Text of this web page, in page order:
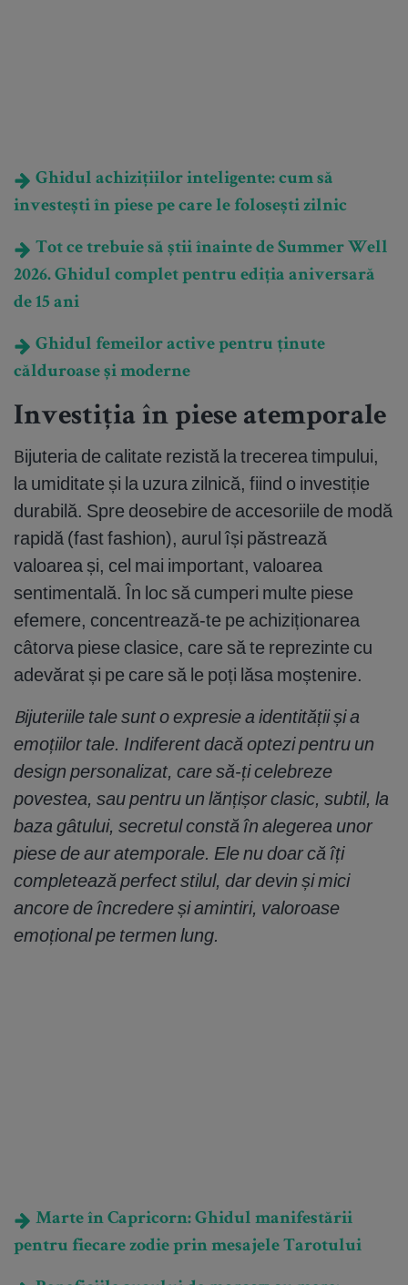
Ghidul achizițiilor inteligente: cum să
investești în piese pe care le folosești zilnic
Tot ce trebuie să știi înainte de Summer Well
2026. Ghidul complet pentru ediția aniversară
de 15 ani
Ghidul femeilor active pentru ținute
călduroase și moderne
Investiția în piese atemporale
Bijuteria de calitate rezistă la trecerea timpului,
la umiditate și la uzura zilnică, fiind o investiție
durabilă. Spre deosebire de accesoriile de modă
rapidă (fast fashion), aurul își păstrează
valoarea și, cel mai important, valoarea
sentimentală. În loc să cumperi multe piese
efemere, concentrează-te pe achiziționarea
câtorva piese clasice, care să te reprezinte cu
adevărat și pe care să le poți lăsa moștenire.
Bijuteriile tale sunt o expresie a identității și a
emoțiilor tale. Indiferent dacă optezi pentru un
design personalizat, care să-ți celebreze
povestea, sau pentru un lănțișor clasic, subtil, la
baza gâtului, secretul constă în alegerea unor
piese de aur atemporale. Ele nu doar că îți
completează perfect stilul, dar devin și mici
ancore de încredere și amintiri, valoroase
emoțional pe termen lung.
Marte în Capricorn: Ghidul manifestării
pentru fiecare zodie prin mesajele Tarotului